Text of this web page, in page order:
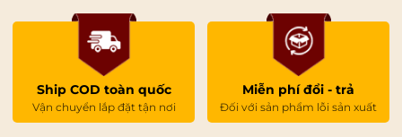
Ship COD toàn quốc
Vận chuyển lắp đặt tận nơi
Miễn phí đổi - trả
Đối với sản phẩm lỗi sản xuất